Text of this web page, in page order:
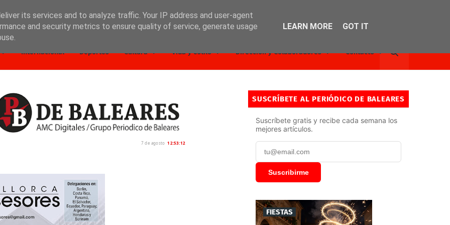
Internacional Deportes Cultura Vida y estilo Dirección y Colaboradores Contacto
7 de agosto 12:53:13
SUSCRÍBETE AL PERIÓDICO DE BALEARES
Suscríbete gratis y recibe cada semana los
mejores artículos.
Suscribirme
FIESTAS
its services and to analyze traffic. Your IP address and user-agent
and security metrics to ensure quality of service, generate usage
LEARN MORE GOT IT